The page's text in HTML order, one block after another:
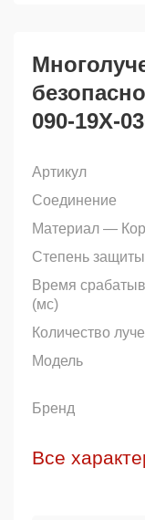
090-19X-
Артикул
Соединение
Материал —
Степень защиты
Время
(мс)
Количество
Модель
Бренд
Все